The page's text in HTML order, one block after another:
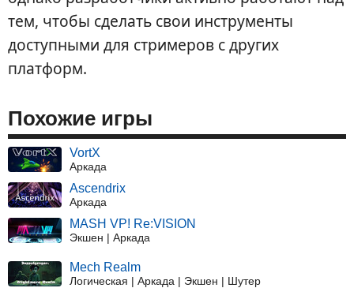
тем, чтобы сделать свои инструменты
доступными для стримеров с других
платформ.
Похожие игры
VortX
Аркада
Ascendrix
Аркада
MASH VP! Re:VISION
Экшен | Аркада
Mech Realm
Логическая | Аркада | Экшен | Шутер